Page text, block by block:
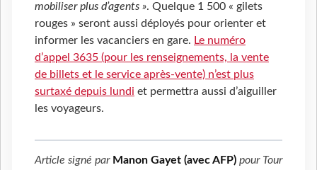
mobiliser plus d’agents ». Quelque 1 500 « gilets
rouges » seront aussi déployés pour orienter et
informer les vacanciers en gare. Le numéro
d’appel 3635 (pour les renseignements, la vente
de billets et le service après-vente) n’est plus
surtaxé depuis lundi et permettra aussi d’aiguiller
les voyageurs.
Article signé par Manon Gayet (avec AFP) pour Tour